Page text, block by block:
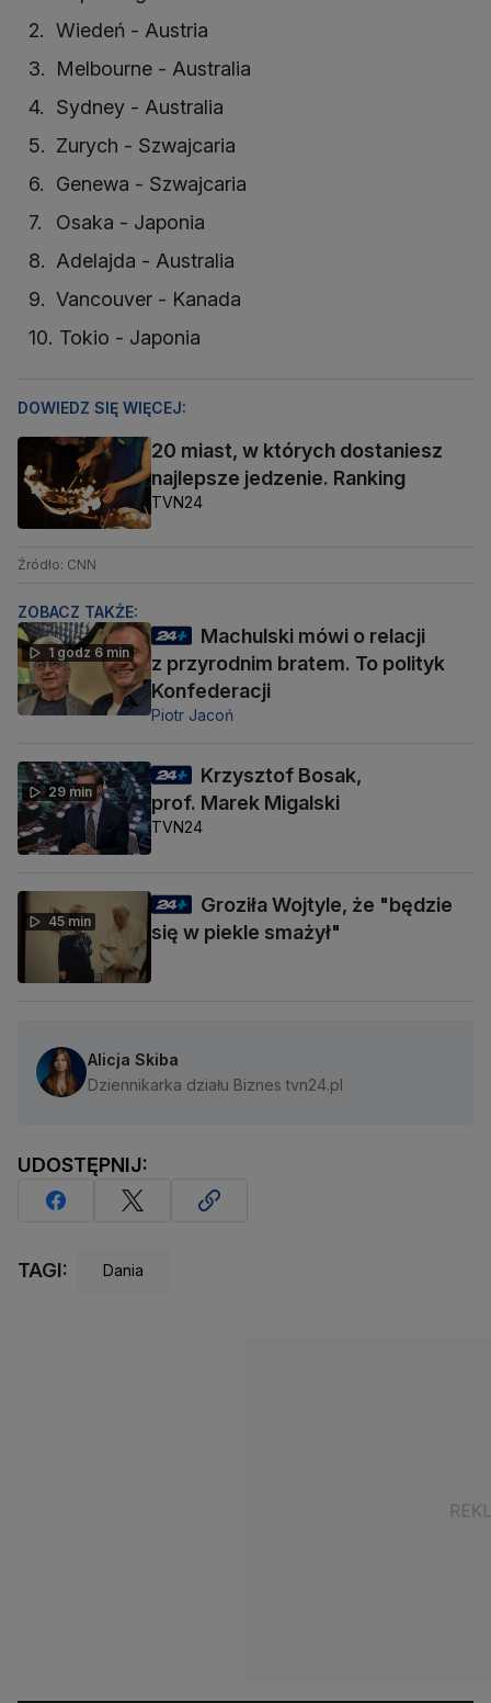
Wiedeń - Austria
Melbourne - Australia
Sydney - Australia
Zurych - Szwajcaria
Genewa - Szwajcaria
Osaka - Japonia
Adelajda - Australia
Vancouver - Kanada
Tokio - Japonia
DOWIEDZ SIĘ WIĘCEJ:
20 miast, w których dostaniesz
najlepsze jedzenie. Ranking
TVN24
Źródło: CNN
ZOBACZ TAKŻE:
1 godz 6 min
Machulski mówi o relacji
z przyrodnim bratem. To polityk
Konfederacji
Piotr Jacoń
29 min
Krzysztof Bosak,
prof. Marek Migalski
TVN24
45 min
Groziła Wojtyle, że "będzie
się w piekle smażył"
Alicja Skiba
Dziennikarka działu Biznes tvn24.pl
UDOSTĘPNIJ:
TAGI: Dania